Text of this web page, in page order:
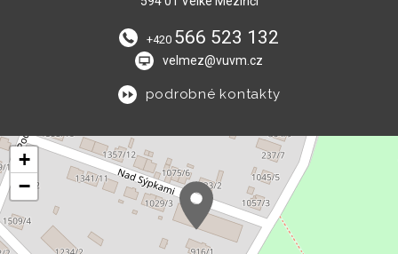
+420 566 523 132
velmez@vuvm.cz
podrobné kontakty
+
−